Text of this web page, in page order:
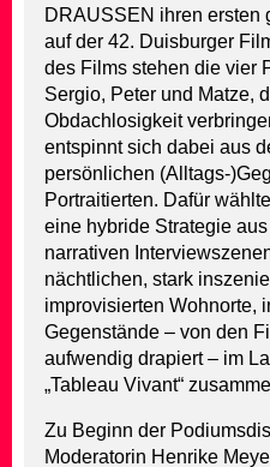
DRAUSSEN ihren ersten
auf der 42. Duisburger
des Films stehen die vier
Sergio, Peter und Matze,
Obdachlosigkeit
entspinnt sich dabei aus
persönlichen (Alltags-
Portraitierten. Dafür
eine hybride Strategie
narrativen
nächtlichen, stark
improvisierten Wohnorte,
Gegenstände – von den
aufwendig drapiert – im
„Tableau Vivant“
Zu Beginn der
Moderatorin Henrike